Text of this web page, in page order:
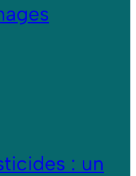
: un